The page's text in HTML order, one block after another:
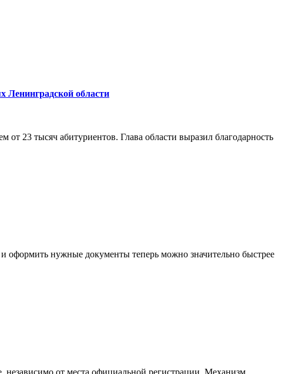
Ленинградской области
23 тысяч абитуриентов. Глава области выразил благодарность
оформить нужные документы теперь можно значительно быстрее
независимо от места официальной регистрации. Механизм